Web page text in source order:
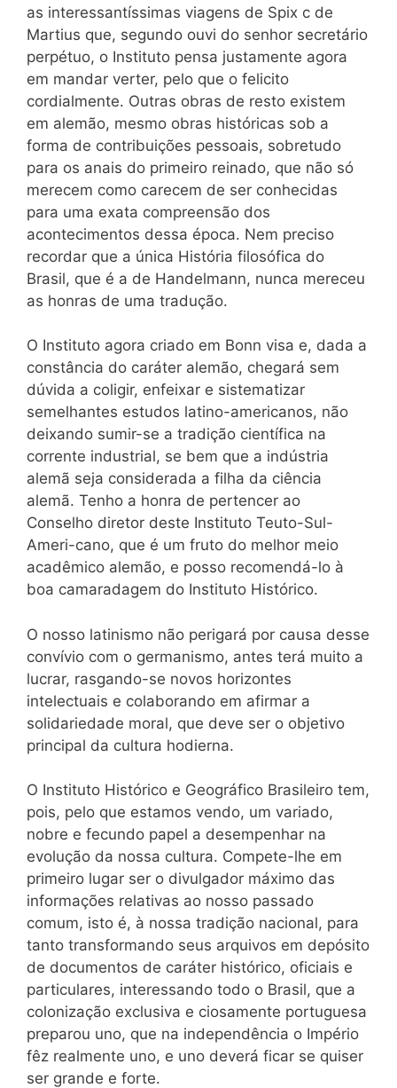
as interessantíssimas viagens de Spix c de
Martius que, segundo ouvi do senhor secretário
perpétuo, o Instituto pensa justamente agora
em mandar verter, pelo que o felicito
cordialmente. Outras obras de resto existem
em alemão, mesmo obras históricas sob a
forma de contribuições pessoais, sobretudo
para os anais do primeiro reinado, que não só
merecem como carecem de ser conhecidas
para uma exata compreensão dos
acontecimentos dessa época. Nem preciso
recordar que a única História filosófica do
Brasil, que é a de Handelmann, nunca mereceu
as honras de uma tradução.
O Instituto agora criado em Bonn visa e, dada a
constância do caráter alemão, chegará sem
dúvida a coligir, enfeixar e sistematizar
semelhantes estudos latino-americanos, não
deixando sumir-se a tradição científica na
corrente industrial, se bem que a indústria
alemã seja considerada a filha da ciência
alemã. Tenho a honra de pertencer ao
Conselho diretor deste Instituto Teuto-Sul-
Ameri-cano, que é um fruto do melhor meio
acadêmico alemão, e posso recomendá-lo à
boa camaradagem do Instituto Histórico.
O nosso latinismo não perigará por causa desse
convívio com o germanismo, antes terá muito a
lucrar, rasgando-se novos horizontes
intelectuais e colaborando em afirmar a
solidariedade moral, que deve ser o objetivo
principal da cultura hodierna.
O Instituto Histórico e Geográfico Brasileiro tem,
pois, pelo que estamos vendo, um variado,
nobre e fecundo papel a desempenhar na
evolução da nossa cultura. Compete-lhe em
primeiro lugar ser o divulgador máximo das
informações relativas ao nosso passado
comum, isto é, à nossa tradição nacional, para
tanto transformando seus arquivos em depósito
de documentos de caráter histórico, oficiais e
particulares, interessando todo o Brasil, que a
colonização exclusiva e ciosamente portuguesa
preparou uno, que na independência o Império
fêz realmente uno, e uno deverá ficar se quiser
ser grande e forte.